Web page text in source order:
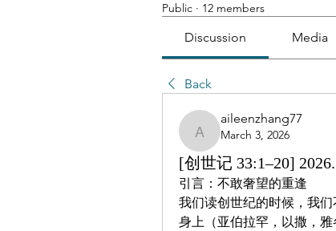
Public · 12 members
Discussion Media
Back
aileenzhang77
aileenzhang77
March 3, 2026
[创世记 33:1–20]
引言：不敢奢望的重逢
我们读创世纪的时候，我
身上（亚伯拉罕，以撒，